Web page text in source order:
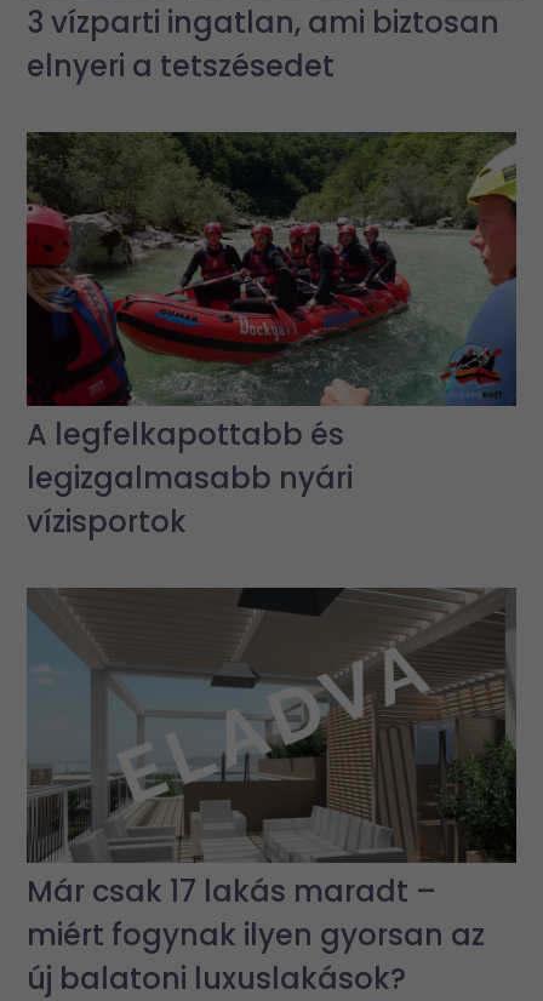
3 vízparti ingatlan, ami biztosan
elnyeri a tetszésedet
A legfelkapottabb és
legizgalmasabb nyári
vízisportok
Már csak 17 lakás maradt –
miért fogynak ilyen gyorsan az
új balatoni luxuslakások?